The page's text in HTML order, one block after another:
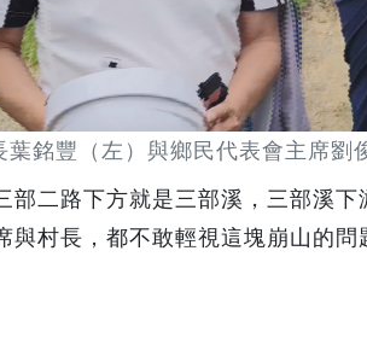
銘豐（左）與鄉民代表會主席劉
部二路下方就是三部溪，三部溪
與村長，都不敢輕視這塊崩山的問